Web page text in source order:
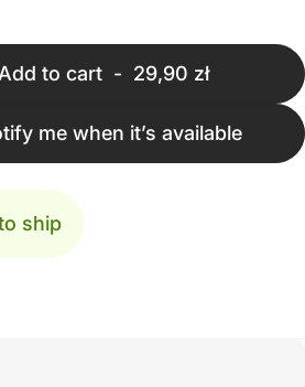
Add to cart - 29,90 zł
me when it’s available
ship